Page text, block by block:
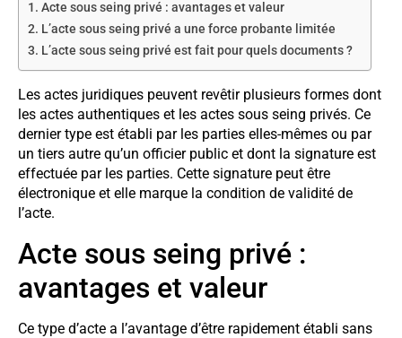
Acte sous seing privé : avantages et valeur
L’acte sous seing privé a une force probante limitée
L’acte sous seing privé est fait pour quels documents ?
Les actes juridiques peuvent revêtir plusieurs formes dont
les actes authentiques et les actes sous seing privés. Ce
dernier type est établi par les parties elles-mêmes ou par
un tiers autre qu’un officier public et dont la signature est
effectuée par les parties. Cette signature peut être
électronique et elle marque la condition de validité de
l’acte.
Acte sous seing privé :
avantages et valeur
Ce type d’acte a l’avantage d’être rapidement établi sans